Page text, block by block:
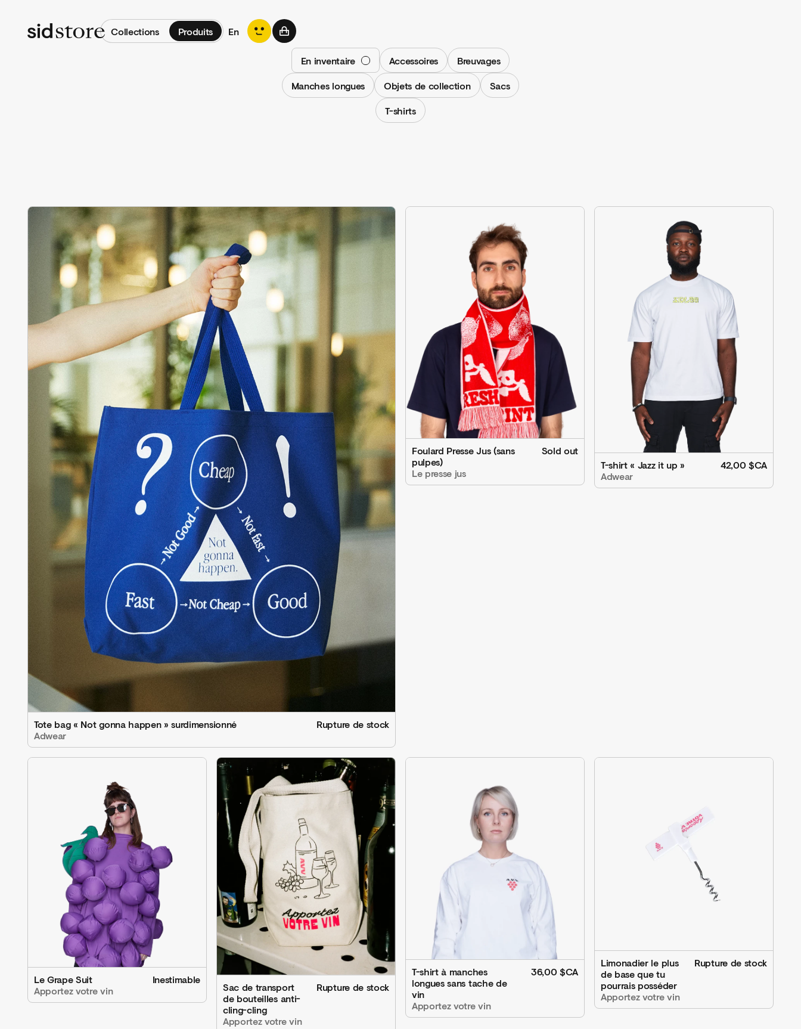
Collections Produits En Connexion
En inventaire Accessoires
Breuvages
Manches longues
Objets de collection
Sacs
T-shirts
Tote bag « Not gonna happen » surdimensionné
Rupture de stock
Adwear
Foulard Presse Jus (sans
pulpes)
Sold out
Le presse jus
T-shirt « Jazz it up »
42,00 $CA
Adwear
Le Grape Suit
Inestimable
Apportez votre vin
Sac de transport
de bouteilles anti-
cling-cling
Rupture de stock
Apportez votre vin
T-shirt à manches
longues sans tache de
vin
36,00 $CA
Apportez votre vin
Limonadier le plus
de base que tu
pourrais posséder
Rupture de stock
Apportez votre vin